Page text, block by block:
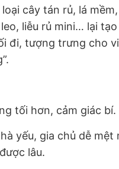
cây tán rủ, lá mềm
liễu rủ mini… lại
đi, tượng trưng cho
tối hơn, cảm giác bí.
yếu, gia chủ dễ mệt
lâu.